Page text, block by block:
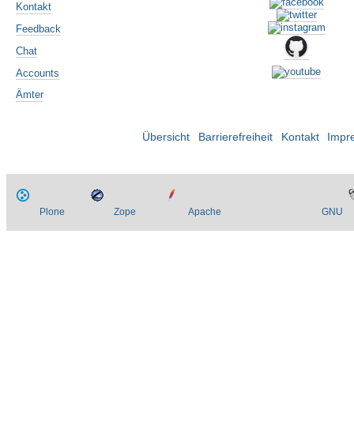
Kontakt
Feedback
Chat
Accounts
Ämter
Übersicht Barrierefreiheit Kontakt
Plone Zope Apache GNU